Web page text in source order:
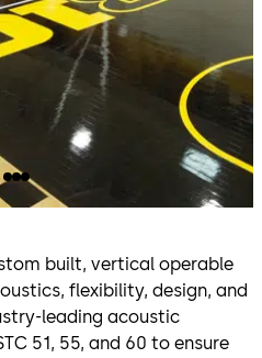
built, vertical operable
flexibility, design, and
leading acoustic
51, 55, and 60 to ensure